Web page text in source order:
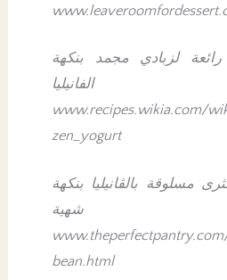
لزبادي مجمد بنكهة
الفانيليا
www.recipes.wikia.com/
zen_yogurt
مسلوقة بالڤانيليا بنكهة
شهية
bean.html